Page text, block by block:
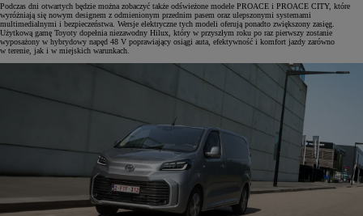
Podczas dni otwartych będzie można zobaczyć także odświeżone modele PROACE i PROACE CITY, które
wyróżniają się nowym designem z odmienionym przednim pasem oraz ulepszonymi systemami
multimedialnymi i bezpieczeństwa. Wersje elektryczne tych modeli oferują ponadto zwiększony zasięg.
Użytkową gamę Toyoty dopełnia niezawodny Hilux, który w przyszłym roku po raz pierwszy zostanie
wyposażony w hybrydowy napęd 48 V poprawiający osiągi auta, efektywność i komfort jazdy zarówno
w terenie, jak i w miejskich warunkach.